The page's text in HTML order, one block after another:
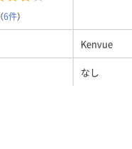
（6件）
Kenvue
なし